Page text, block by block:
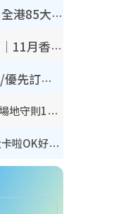
【8月生日優惠2026】全港85大食買玩著數攻略 自助餐/火鍋放題同行免費＋誠品/DONKI送現金券
BIGBANG演唱會2026｜11月香港啟德開3場！實名制VIP申請、優先購票攻略
人夫集團｜Klook套票/優先訂票/公開發售搶飛攻略！附票價.購票連結.場地座位表
啟德體育園入場懶人包︱場地守則12違禁品不可進場准帶細水樽但全場禁樽蓋！應援牌有限制！
唱K推介2026︱全港13大卡啦OK好去處！最平$36起 日文K都有！(附地址+收費詳情)